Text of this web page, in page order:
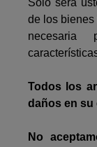
Solo será
de los
necesaria
Todos los
daños en su
No